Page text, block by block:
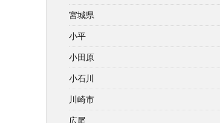
宮城県
小平
小田原
小石川
川崎市
広尾